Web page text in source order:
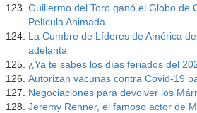
Guillermo del Toro ganó el Globo de
Película Animada
La Cumbre de Líderes de América
adelanta
¿Ya te sabes los días feriados del
Autorizan vacunas contra Covid-19
Negociaciones para devolver los
Jeremy Renner, el famoso actor de